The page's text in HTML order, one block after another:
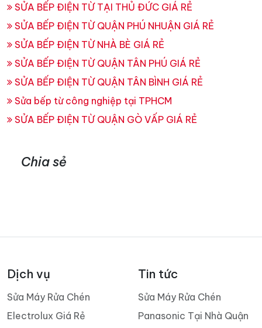
SỬA BẾP ĐIỆN TỪ TẠI THỦ ĐỨC GIÁ RẺ
SỬA BẾP ĐIỆN TỪ QUẬN PHÚ NHUẬN GIÁ RẺ
SỬA BẾP ĐIỆN TỪ NHÀ BÈ GIÁ RẺ
SỬA BẾP ĐIỆN TỪ QUẬN TÂN PHÚ GIÁ RẺ
SỬA BẾP ĐIỆN TỪ QUẬN TÂN BÌNH GIÁ RẺ
Sửa bếp từ công nghiệp tại TPHCM
SỬA BẾP ĐIỆN TỪ QUẬN GÒ VẤP GIÁ RẺ
Chia sẻ
Dịch vụ
Sửa Máy Rửa Chén
Electrolux Giá Rẻ
Tin tức
Sửa Máy Rửa Chén
Panasonic Tại Nhà Quận